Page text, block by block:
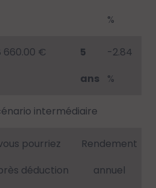
%
660.00 €
5
ans
-2.84
%
intermédiaire
pourriez
déduction
Rendement
annuel